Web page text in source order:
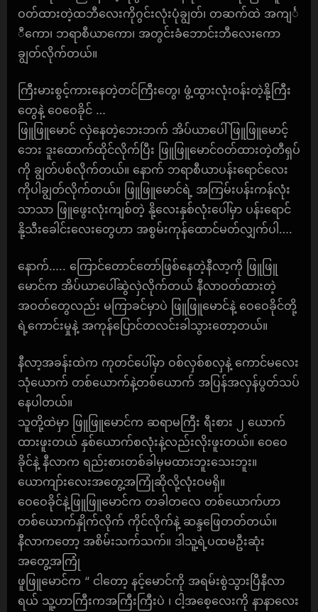
ဝတ်ထားတဲ့ထဘီလေးကိုဂွင်းလုံးပုံချွတ်၊ တဆက်ထဲ အကျင်္
ီကော၊ ဘရာစီယာကော၊ အတွင်းခံဘောင်းဘီလေးကော
ချွတ်လိုက်တယ်။
ကြီးမားစွင့်ကားနေတဲ့တင်ကြီးတွေ၊ ဖွံ့ထွားလုံးဝန်းတဲ့နို့ကြီး
တွေနဲ့ ဝေဝေခိုင် …
ဖြူဖြူမောင် လှဲနေတဲ့ဘေးဘက် အိပ်ယာပေါ်ဖြူဖြူမောင့်
ဘေး ဒူးထောက်ထိုင်လိုက်ပြီး ဖြူဖြူမောင်ဝတ်ထားတဲ့တီရှပ်
ကို ချွတ်ပစ်လိုက်တယ်။ နောက် ဘရာစီယာပန်းရောင်လေး
ကိုပါချွတ်လိုက်တယ်။ ဖြူဖြူမောင်ရဲ့ အကြမ်းပန်းကန်လုံး
သာသာ ဖြူဖွေးလုံးကျစ်တဲ့ နို့လေးနှစ်လုံးပေါ်မှာ ပန်းရောင်
နို့သီးခေါင်းလေးတွေဟာ အစွမ်းကုန်ထောင်မတ်လျှက်ပါ….
နောက်….. ကြောင်တောင်တော်ဖြစ်နေတဲ့နီလာ့ကို ဖြူဖြူ
မောင်က အိပ်ယာပေါ်ဆွဲလှဲလိုက်တယ် နီလာဝတ်ထားတဲ့
အဝတ်တွေလည်း မကြာခင်မှာပဲ ဖြူဖြူမောင်နဲ့ ဝေဝေခိုင်တို့
ရဲ့ကောင်းမှုနဲ့ အကုန်ပြောင်တလင်းခါသွားတော့တယ်။
နီလာ့အခန်းထဲက ကုတင်ပေါ်မှာ ဝစ်လှစ်စလှနဲ့ ကောင်မလေး
သုံယောက် တစ်ယောက်နဲ့တစ်ယောက် အပြန်အလှန်ပွတ်သပ်
နေပါတယ်။
သူတို့ထဲမှာ ဖြူဖြူမောင်က ဆရာမကြီး ရီးစား ၂ ယောက်
ထားဖူးတယ် နှစ်ယောက်စလုံးနဲ့လည်းလိုးဖူးတယ်။ ဝေဝေ
ခိုင်နဲ့ နီလာက ရည်းစားတစ်ခါမှမထားဘူးသေးဘူး။
ယောကျာ်းလေးအတွေ့အကြုံဆိုလို့လုံးဝမရှိ။
ဝေဝေခိုင်နဲ့ဖြူဖြူမောင်က တခါတလေ တစ်ယောက်ဟာ
တစ်ယောက်နှိုက်လိုက် ကိုင်လိုက်နဲ့ ဆန္ဒဖြေတတ်တယ်။
နီလာကတော့ အစိမ်းသက်သက်။ ဒါသူ့ရဲ့ပထမဦးဆုံး
အတွေ့အကြုံ
ဖူဖြူမောင်က “ ငါတော့ နင့်မောင်ကို အရမ်းစွဲသွားပြီနီလာ
ရယ် သူ့ဟာကြီးကအကြီးကြီးပဲ ၊ ငါ့အစေ့လေးကို နာနာလေး